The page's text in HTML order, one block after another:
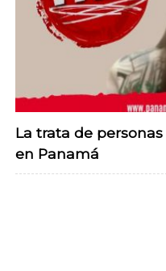
La trata de
en Panamá